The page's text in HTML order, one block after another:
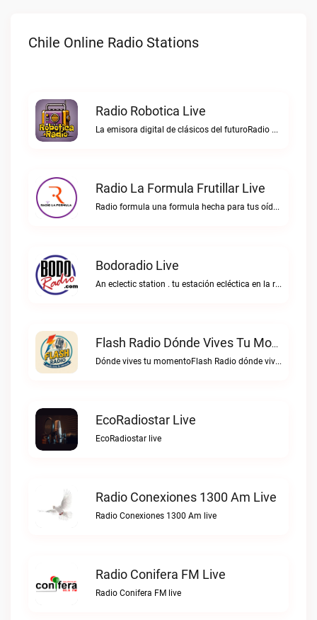
Chile Online Radio Stations
Radio Robotica Live
La emisora digital de clásicos del futuroRadio Robotica live
Radio La Formula Frutillar Live
Radio formula una formula hecha para tus oídos.Radio La Formula Frutillar live
Bodoradio Live
An eclectic station . tu estación ecléctica en la red."Bodoradio live
Flash Radio Dónde Vives Tu Momento Live
Dónde vives tu momentoFlash Radio dónde vives tu momento live
EcoRadiostar Live
EcoRadiostar live
Radio Conexiones 1300 Am Live
Radio Conexiones 1300 Am live
Radio Conifera FM Live
Radio Conifera FM live